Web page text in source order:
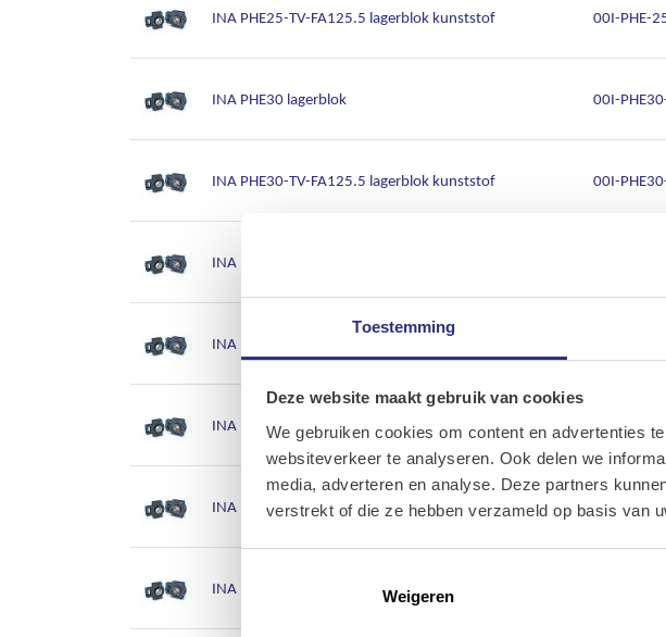
Toestemming
Deze website maakt gebruik van cookies
We gebruiken cookies om content en advertenties
websiteverkeer te analyseren. Ook delen we
media, adverteren en analyse. Deze partners
verstrekt of die ze hebben verzameld op basis van
Weigeren
INA PHE25-TV-FA125.5 lagerblok kunststof 00I-PHE-
INA PHE30 lagerblok 00I-
INA PHE30-TV-FA125.5 lagerblok kunststof 00I-
INA PHE35 lagerblok
INA PHE40 lagerblok
INA PHE40-TV-FA125.5 lagerblok kunststof 00I-
INA PHE45 lagerblok 00I-
INA PHE50 lagerblok 00I-